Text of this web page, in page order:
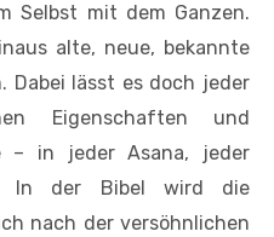
Selbst mit dem Ganzen.
alte, neue, bekannte
Dabei lässt es doch jeder
Eigenschaften und
– in jeder Asana, jeder
In der Bibel wird die
nach der versöhnlichen